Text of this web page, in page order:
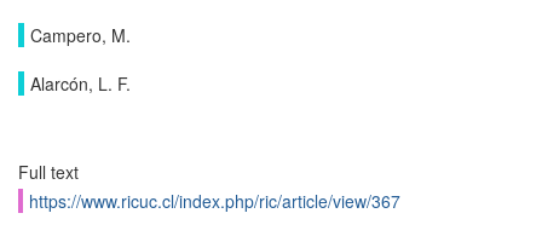
Campero, M.
Alarcón, L. F.
Full text
https://www.ricuc.cl/index.php/ric/article/view/367